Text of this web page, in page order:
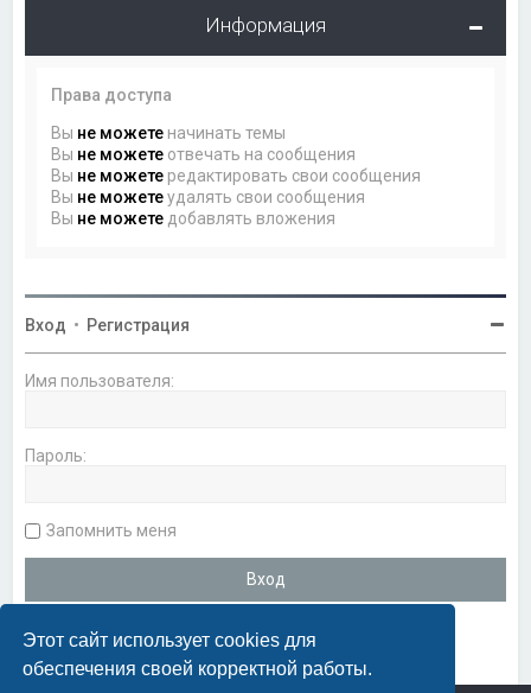
Этот сайт использует cookies для
обеспечения своей корректной работы.
Информация
Права доступа
Вы не можете начинать темы
Вы не можете отвечать на сообщения
Вы не можете редактировать свои сообщения
Вы не можетеудалять свои сообщения
Вы не можете добавлять вложения
Вход • Регистрация
Имя пользователя:
Пароль:
Запомнить меня